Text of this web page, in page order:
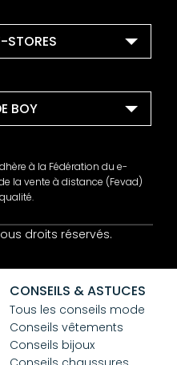
STORES
BOY
à la Fédération du e-
la vente à distance (Fevad)
droits réservés.
CONSEILS & ASTUCES
Tous les conseils mode
Conseils vêtements
Conseils bijoux